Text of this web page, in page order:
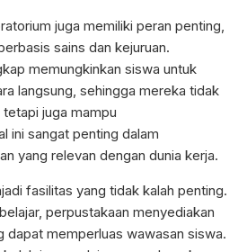
juga memiliki peran penting,
sains dan kejuruan.
memungkinkan siswa untuk
langsung, sehingga mereka tidak
juga mampu
ini sangat penting dalam
yang relevan dengan dunia kerja.
fasilitas yang tidak kalah penting.
perpustakaan menyediakan
dapat memperluas wawasan siswa.